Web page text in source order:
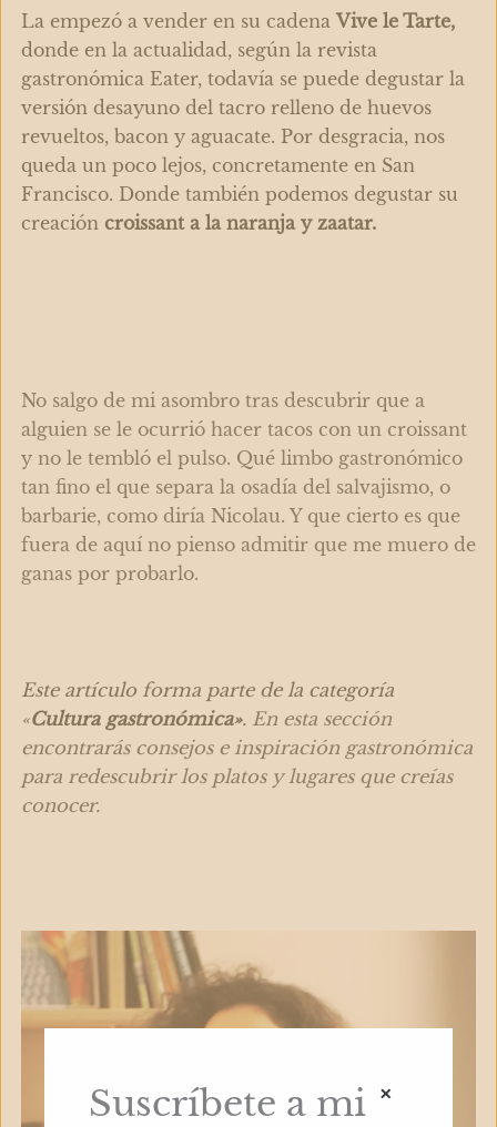
La empezó a vender en su cadena Vive le Tarte,
donde en la actualidad, según la revista
gastronómica Eater, todavía se puede degustar la
versión desayuno del tacro relleno de huevos
revueltos, bacon y aguacate. Por desgracia, nos
queda un poco lejos, concretamente en San
Francisco. Donde también podemos degustar su
creación croissant a la naranja y zaatar.
No salgo de mi asombro tras descubrir que a
alguien se le ocurrió hacer tacos con un croissant
y no le tembló el pulso. Qué limbo gastronómico
tan fino el que separa la osadía del salvajismo, o
barbarie, como diría Nicolau. Y que cierto es que
fuera de aquí no pienso admitir que me muero de
ganas por probarlo.
Este artículo forma parte de la categoría
«Cultura gastronómica». En esta sección
encontrarás consejos e inspiración gastronómica
para redescubrir los platos y lugares que creías
conocer.
Suscríbete a mi ×